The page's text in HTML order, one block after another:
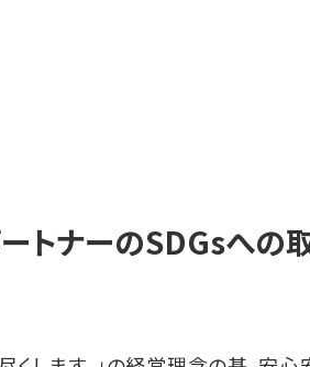
トナーのSDGsへの